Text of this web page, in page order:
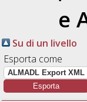
e
Su di un livello
Esporta come